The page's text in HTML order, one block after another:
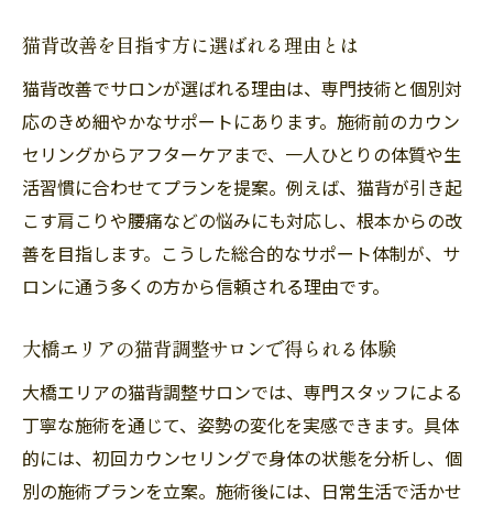
猫背改善を目指す方に選ばれる理由とは
猫背改善でサロンが選ばれる理由は、専門技術と個別対
応のきめ細やかなサポートにあります。施術前のカウン
セリングからアフターケアまで、一人ひとりの体質や生
活習慣に合わせてプランを提案。例えば、猫背が引き起
こす肩こりや腰痛などの悩みにも対応し、根本からの改
善を目指します。こうした総合的なサポート体制が、サ
ロンに通う多くの方から信頼される理由です。
大橋エリアの猫背調整サロンで得られる体験
大橋エリアの猫背調整サロンでは、専門スタッフによる
丁寧な施術を通じて、姿勢の変化を実感できます。具体
的には、初回カウンセリングで身体の状態を分析し、個
別の施術プランを立案。施術後には、日常生活で活かせ